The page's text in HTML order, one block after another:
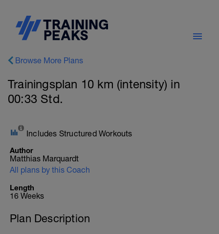
Browse More Plans
Trainingsplan 10 km (intensity) in
00:33 Std.
Includes Structured Workouts
Author
Matthias Marquardt
All plans by this Coach
Length
16 Weeks
Plan Description